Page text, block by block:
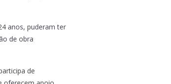
anos, puderam ter
de obra
de